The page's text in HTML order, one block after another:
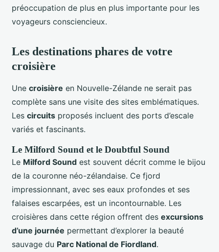
préoccupation de plus en plus importante pour les
voyageurs consciencieux.
Les destinations phares de votre
croisière
Une croisière en Nouvelle-Zélande ne serait pas
complète sans une visite des sites emblématiques.
Les circuits proposés incluent des ports d’escale
variés et fascinants.
Le Milford Sound et le Doubtful Sound
Le Milford Sound est souvent décrit comme le bijou
de la couronne néo-zélandaise. Ce fjord
impressionnant, avec ses eaux profondes et ses
falaises escarpées, est un incontournable. Les
croisières dans cette région offrent des excursions
d’une journée permettant d’explorer la beauté
sauvage du Parc National de Fiordland.